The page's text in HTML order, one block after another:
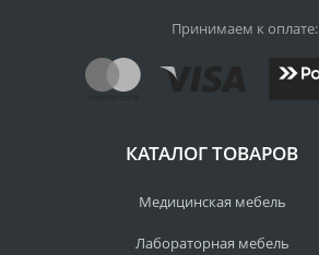
Принимаем к оплате:
КАТАЛОГ ТОВАРОВ
Медицинская мебель
Лабораторная мебель